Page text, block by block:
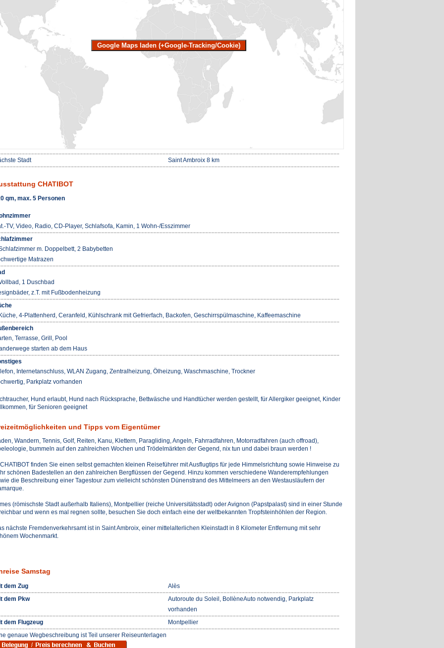
Google Maps laden (+Google-Tracking/Cookie)
Stadt Saint Ambroix 8 km
CHATIBOT
qm, max. 5 Personen
TV, Video, Radio, CD-Player, Schlafsofa, Kamin, 1 Wohn-/Esszimmer
m. Doppelbett, 2 Babybetten
Matrazen
1 Duschbad
z.T. mit Fußbodenheizung
4-Plattenherd, Ceranfeld, Kühlschrank mit Gefrierfach, Backofen, Geschirrspülmaschine, Kaffeemaschine
Terrasse, Grill, Pool
starten ab dem Haus
Internetanschluss, WLAN Zugang, Zentralheizung, Ölheizung, Waschmaschine, Trockner
Parkplatz vorhanden
Hund erlaubt, Hund nach Rücksprache, Bettwäsche und Handtücher werden gestellt, für Allergiker geeignet, Kinder
für Senioren geeignet
und Tipps vom Eigentümer
Wandern, Tennis, Golf, Reiten, Kanu, Klettern, Paragliding, Angeln, Fahrradfahren, Motorradfahren (auch offroad),
bummeln auf den zahlreichen Wochen und Trödelmärkten der Gegend, nix tun und dabei braun werden !
finden Sie einen selbst gemachten kleinen Reiseführer mit Ausflugtips für jede Himmelsrichtung sowie Hinweise zu
schönen Badestellen an den zahlreichen Bergflüssen der Gegend. Hinzu kommen verschiedene Wanderempfehlungen
die Beschreibung einer Tagestour zum vielleicht schönsten Dünenstrand des Mittelmeers an den Westausläufern der
(römischste Stadt außerhalb Italiens), Montpellier (reiche Universitätsstadt) oder Avignon (Papstpalast) sind in einer Stunde
und wenn es mal regnen sollte, besuchen Sie doch einfach eine der weltbekannten Tropfsteinhöhlen der Region.
nächste Fremdenverkehrsamt ist in Saint Ambroix, einer mittelalterlichen Kleinstadt in 8 Kilometer Entfernung mit sehr
Wochenmarkt.
Samstag
dem Zug
Alès
dem Pkw
Autoroute du Soleil, BollèneAuto notwendig, Parkplatz
vorhanden
dem Flugzeug
Montpellier
genaue Wegbeschreibung ist Teil unserer Reiseunterlagen